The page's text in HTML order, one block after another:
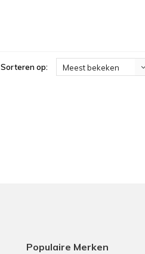
Sorteren op: Meest bekeken
Populaire Merken